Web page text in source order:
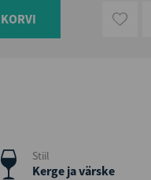
Stiil
Kerge ja värske